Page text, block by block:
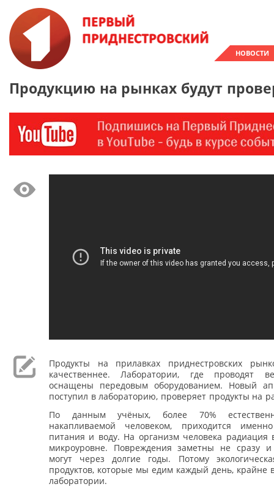
НОВОСТИ
Продукцию на рынках будут
Продукты на прилавках приднестровских
качественнее. Лаборатории, где проводят
оснащены передовым оборудованием. Новый
поступил в лабораторию, проверяет продукты на
По данным учёных, более 70%
накапливаемой человеком, приходится
питания и воду. На организм человека радиация
микроуровне. Повреждения заметны не сразу
могут через долгие годы. Потому
продуктов, которые мы едим каждый день, крайне
лаборатории.